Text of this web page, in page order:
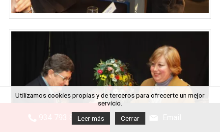
934 793 845
Utilizamos cookies propias y de terceros para ofrecerte un mejor
servicio.
Leer más
Cerrar